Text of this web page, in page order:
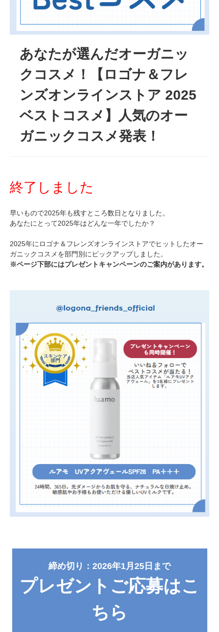
あなたが選んだオーガニッ
クコスメ！【ロゴナ＆フレ
ンズオンラインストア 2025
ベストコスメ】人気のオー
ガニックコスメ発表！
終了しました
早いもので2025年も残すところ数日となりました。
あなたにとって2025年はどんな一年でしたか？
2025年にロゴナ＆フレンズオンラインストアでヒットしたオー
ガニックコスメを部門別にピックアップしました。
※ページ下部にはプレゼントキャンペーンのご案内があります。
締め切り：2026年1月25日まで
プレゼントご応募はこ
ちら